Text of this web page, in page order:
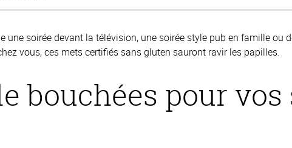
une soirée devant la télévision, une soirée style pub en famille ou
vous, ces mets certifiés sans gluten sauront ravir les papilles.
bouchées pour vos